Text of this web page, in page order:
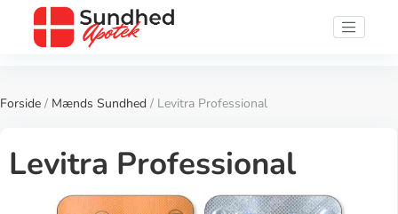
Forside / Mænds Sundhed / Levitra Professional
Levitra Professional